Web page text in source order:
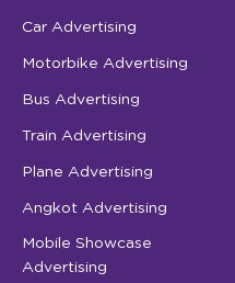
Car Advertising
Motorbike Advertising
Bus Advertising
Train Advertising
Plane Advertising
Angkot Advertising
Mobile Showcase
Advertising